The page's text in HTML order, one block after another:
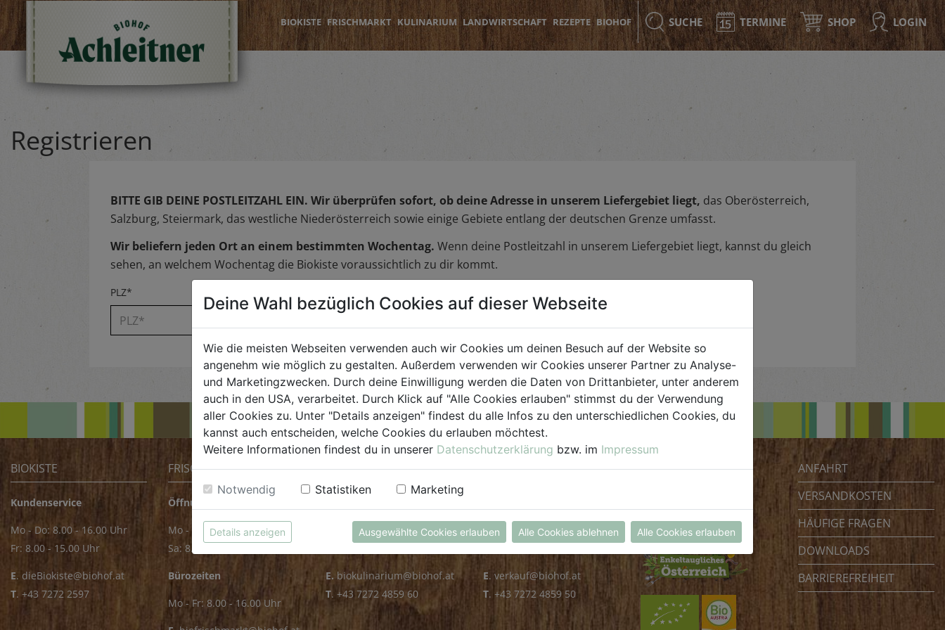
BIOKISTE FRISCHMARKT KULINARIUM LANDWIRTSCHAFT REZEPTE BIOHOF SUCHE TERMINE SHOP LOGIN
Registrieren
BITTE GIB DEINE POSTLEITZAHL EIN. Wir überprüfen sofort, ob deine Adresse in unserem Liefergebiet liegt, das Oberösterreich,
Salzburg, Steiermark, das westliche Niederösterreich sowie einige Gebiete entlang der deutschen Grenze umfasst.
Wir beliefern jeden Ort an einem bestimmten Wochentag. Wenn deine Postleitzahl in unserem Liefergebiet liegt, kannst du gleich
sehen, an welchem Wochentag die Biokiste voraussichtlich zu dir kommt.
PLZ*
BIOKISTE
Kundenservice
Mo - Do: 8.00 - 16.00 Uhr
Fr: 8.00 - 15.00 Uhr
E. dieBiokiste@biohof.at
T. +43 7272 2597
FRISCHMARKT
Öffnungszeiten
Mo - Fr: 8.00 - 18.00 Uhr
Sa: 8.00 - 14.00 Uhr
Bürozeiten
Mo - Fr: 8.00 - 16.00 Uhr
KULINARIUM
Mo - Fr: 8.00 - 14.30 Uhr
E. biokulinarium@biohof.at
T. +43 7272 4859 60
GROSSHANDEL
Mo - Do: 8.00 - 16.00 Uhr
E. verkauf@biohof.at
T. +43 7272 4859 50
Biohof Achleitner
4070 Eferding
Österreich
ANFAHRT
VERSANDKOSTEN
HÄUFIGE FRAGEN
DOWNLOADS
BARRIEREFREIHEIT
Deine Wahl bezüglich Cookies auf dieser Webseite
Wie die meisten Webseiten verwenden auch wir Cookies um deinen Besuch auf der Website so
angenehm wie möglich zu gestalten. Außerdem verwenden wir Cookies unserer Partner zu Analyse-
und Marketingzwecken. Durch deine Einwilligung werden die Daten von Drittanbieter, unter anderem
auch in den USA, verarbeitet. Durch Klick auf "Alle Cookies erlauben" stimmst du der Verwendung
aller Cookies zu. Unter "Details anzeigen" findest du alle Infos zu den unterschiedlichen Cookies, du
kannst auch entscheiden, welche Cookies du erlauben möchtest.
Weitere Informationen findest du in unserer Datenschutzerklärung bzw. im Impressum
Notwendig Statistiken Marketing
Details anzeigen Ausgewählte Cookies erlauben Alle Cookies ablehnen Alle Cookies erlauben